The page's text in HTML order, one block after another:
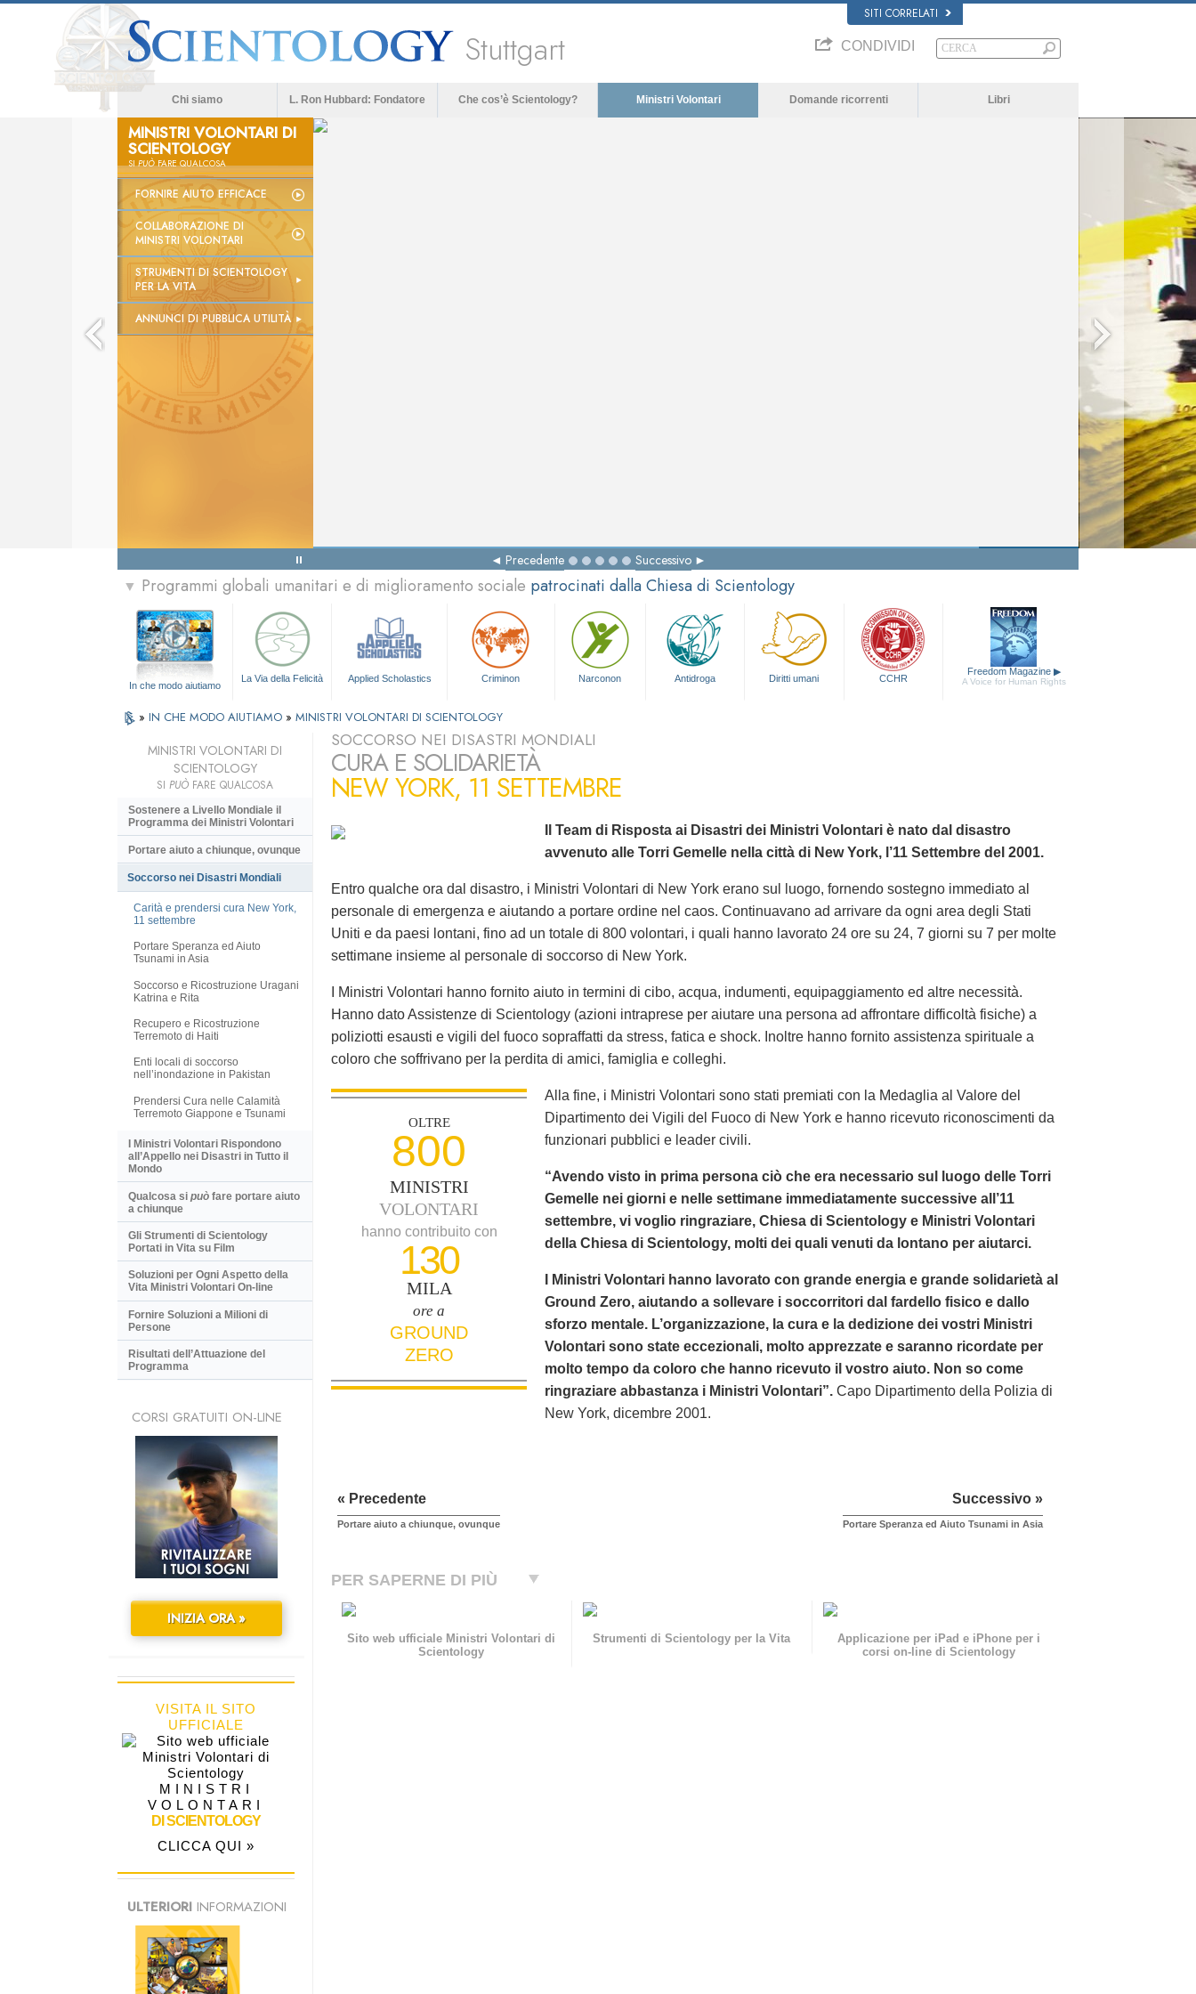
SITI CORRELATI
Stuttgart CONDIVIDI
Chi siamo L. Ron Hubbard: Fondatore Che cos’è Scientology? Ministri Volontari Domande ricorrenti Libri
MINISTRI VOLONTARI DI
SCIENTOLOGY
SIPUÒFARE QUALCOSA
FORNIRE AIUTO EFFICACE
COLLABORAZIONE DI
MINISTRI VOLONTARI
STRUMENTI DI SCIENTOLOGY
PER LA VITA
ANNUNCI DI PUBBLICA UTILITÀ
Precedente Successivo
▼ Programmi globali umanitari e di miglioramento sociale patrocinati dalla Chiesa di Scientology
In che modo aiutiamo
La Via della Felicità Applied Scholastics Criminon Narconon Antidroga Diritti umani CCHR
Freedom Magazine ▶
A Voice for Human Rights
» IN CHE MODO AIUTIAMO » MINISTRI VOLONTARI DI SCIENTOLOGY
SOCCORSO NEI DISASTRI MONDIALI
CURA E SOLIDARIETÀ
NEW YORK, 11 SETTEMBRE
Il Team di Risposta ai Disastri dei Ministri Volontari è nato dal disastro
avvenuto alle Torri Gemelle nella città di New York, l’11 Settembre del 2001.
Entro qualche ora dal disastro, i Ministri Volontari di New York erano sul luogo, fornendo sostegno immediato al
personale di emergenza e aiutando a portare ordine nel caos. Continuavano ad arrivare da ogni area degli Stati
Uniti e da paesi lontani, fino ad un totale di 800 volontari, i quali hanno lavorato 24 ore su 24, 7 giorni su 7 per molte
settimane insieme al personale di soccorso di New York.
I Ministri Volontari hanno fornito aiuto in termini di cibo, acqua, indumenti, equipaggiamento ed altre necessità.
Hanno dato Assistenze di Scientology (azioni intraprese per aiutare una persona ad affrontare difficoltà fisiche) a
poliziotti esausti e vigili del fuoco sopraffatti da stress, fatica e shock. Inoltre hanno fornito assistenza spirituale a
coloro che soffrivano per la perdita di amici, famiglia e colleghi.
OLTRE
800
MINISTRI
VOLONTARI
hanno contribuito con
130
MILA
ore a
GROUND
ZERO
Alla fine, i Ministri Volontari sono stati premiati con la Medaglia al Valore del
Dipartimento dei Vigili del Fuoco di New York e hanno ricevuto riconoscimenti da
funzionari pubblici e leader civili.
“Avendo visto in prima persona ciò che era necessario sul luogo delle Torri
Gemelle nei giorni e nelle settimane immediatamente successive all’11
settembre, vi voglio ringraziare, Chiesa di Scientology e Ministri Volontari
della Chiesa di Scientology, molti dei quali venuti da lontano per aiutarci.
I Ministri Volontari hanno lavorato con grande energia e grande solidarietà al
Ground Zero, aiutando a sollevare i soccorritori dal fardello fisico e dallo
sforzo mentale. L’organizzazione, la cura e la dedizione dei vostri Ministri
Volontari sono state eccezionali, molto apprezzate e saranno ricordate per
molto tempo da coloro che hanno ricevuto il vostro aiuto. Non so come
ringraziare abbastanza i Ministri Volontari”. Capo Dipartimento della Polizia di
New York, dicembre 2001.
« Precedente
Portare aiuto a chiunque, ovunque
Successivo »
Portare Speranza ed Aiuto Tsunami in Asia
PER SAPERNE DI PIÙ
Sito web ufficiale Ministri Volontari di
Scientology
Strumenti di Scientology per la Vita
Applicazione per iPad e iPhone per i
corsi on-line di Scientology
MINISTRI VOLONTARI DI
SCIENTOLOGY
SI PUÒ FARE QUALCOSA
Sostenere a Livello Mondiale il
Programma dei Ministri Volontari
Portare aiuto a chiunque, ovunque
Soccorso nei Disastri Mondiali
Carità e prendersi cura New York,
11 settembre
Portare Speranza ed Aiuto
Tsunami in Asia
Soccorso e Ricostruzione Uragani
Katrina e Rita
Recupero e Ricostruzione
Terremoto di Haiti
Enti locali di soccorso
nell’inondazione in Pakistan
Prendersi Cura nelle Calamità
Terremoto Giappone e Tsunami
I Ministri Volontari Rispondono
all’Appello nei Disastri in Tutto il
Mondo
Qualcosa si può fare portare aiuto
a chiunque
Gli Strumenti di Scientology
Portati in Vita su Film
Soluzioni per Ogni Aspetto della
Vita Ministri Volontari On-line
Fornire Soluzioni a Milioni di
Persone
Risultati dell’Attuazione del
Programma
CORSI GRATUITI ON-LINE
INIZIA ORA »
VISITA IL SITO
UFFICIALE
MINISTRI
VOLONTARI
DI SCIENTOLOGY
CLICCA QUI »
ULTERIORIINFORMAZIONI